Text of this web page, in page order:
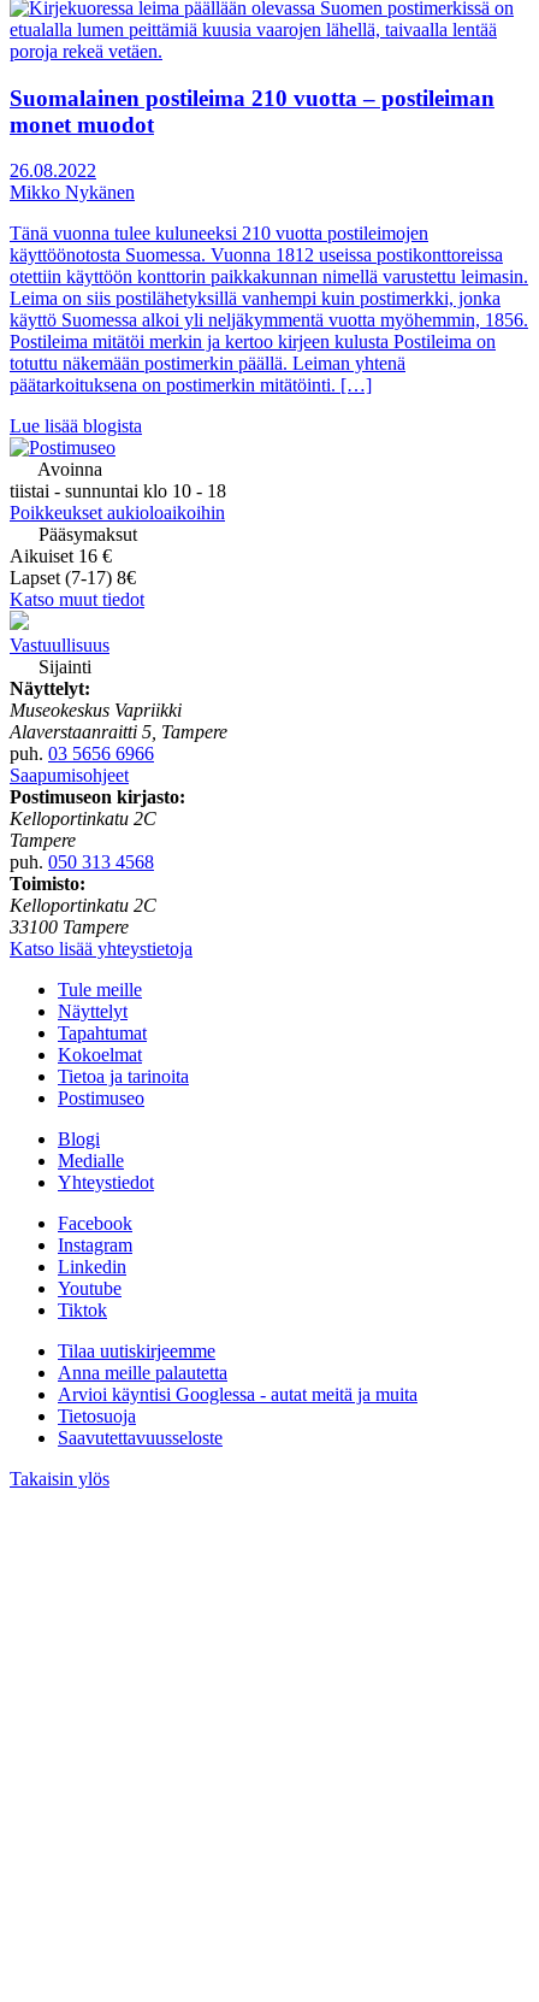
Suomalainen postileima 210 vuotta – postileiman
monet muodot
26.08.2022
Mikko Nykänen
Tänä vuonna tulee kuluneeksi 210 vuotta postileimojen
käyttöönotosta Suomessa. Vuonna 1812 useissa postikonttoreissa
otettiin käyttöön konttorin paikkakunnan nimellä varustettu leimasin.
Leima on siis postilähetyksillä vanhempi kuin postimerkki, jonka
käyttö Suomessa alkoi yli neljäkymmentä vuotta myöhemmin, 1856.
Postileima mitätöi merkin ja kertoo kirjeen kulusta Postileima on
totuttu näkemään postimerkin päällä. Leiman yhtenä
päätarkoituksena on postimerkin mitätöinti. […]
Lue lisää blogista
Avoinna
tiistai - sunnuntai klo 10 - 18
Poikkeukset aukioloaikoihin
Pääsymaksut
Aikuiset 16 €
Lapset (7-17) 8€
Katso muut tiedot
Vastuullisuus
Sijainti
Näyttelyt:
Museokeskus Vapriikki
Alaverstaanraitti 5, Tampere
puh. 03 5656 6966
Saapumisohjeet
Postimuseon kirjasto:
Kelloportinkatu 2C
Tampere
puh. 050 313 4568
Toimisto:
Kelloportinkatu 2C
33100 Tampere
Katso lisää yhteystietoja
Tule meille
Näyttelyt
Tapahtumat
Kokoelmat
Tietoa ja tarinoita
Postimuseo
Blogi
Medialle
Yhteystiedot
Facebook
Instagram
Linkedin
Youtube
Tiktok
Tilaa uutiskirjeemme
Anna meille palautetta
Arvioi käyntisi Googlessa - autat meitä ja muita
Tietosuoja
Saavutettavuusseloste
Takaisin ylös